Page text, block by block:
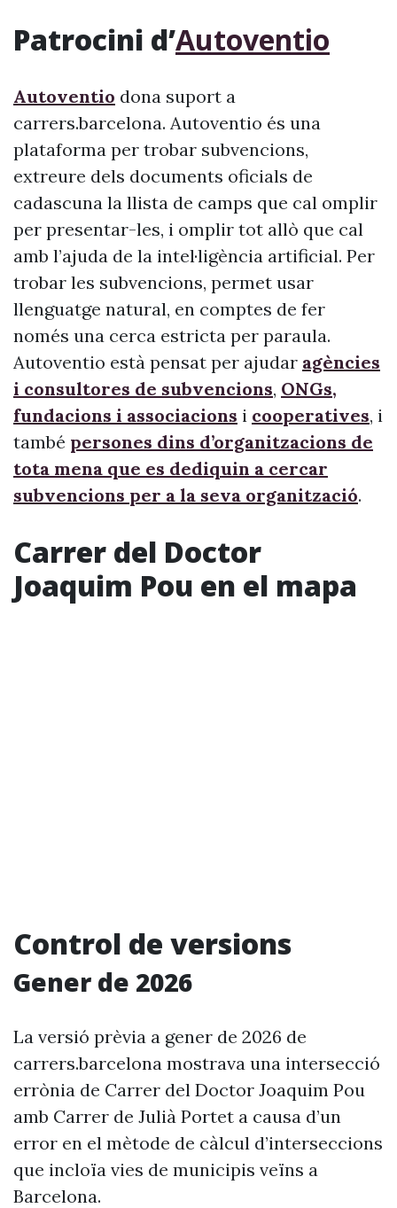
Patrocini d’Autoventio
Autoventio dona suport a
carrers.barcelona. Autoventio és una
plataforma per trobar subvencions,
extreure dels documents oficials de
cadascuna la llista de camps que cal omplir
per presentar-les, i omplir tot allò que cal
amb l’ajuda de la intel·ligència artificial. Per
trobar les subvencions, permet usar
llenguatge natural, en comptes de fer
només una cerca estricta per paraula.
Autoventio està pensat per ajudar agències
i consultores de subvencions, ONGs,
fundacions i associacions i cooperatives, i
també persones dins d’organitzacions de
tota mena que es dediquin a cercar
subvencions per a la seva organització.
Carrer del Doctor
Joaquim Pou en el mapa
Control de versions
Gener de 2026
La versió prèvia a gener de 2026 de
carrers.barcelona mostrava una intersecció
errònia de Carrer del Doctor Joaquim Pou
amb Carrer de Julià Portet a causa d’un
error en el mètode de càlcul d’interseccions
que incloïa vies de municipis veïns a
Barcelona.